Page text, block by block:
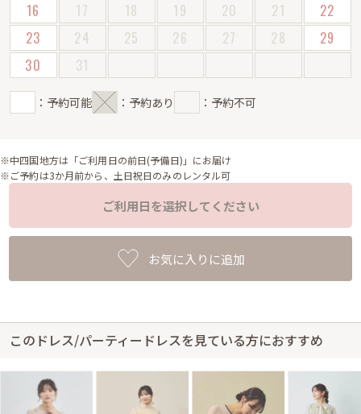
16
17 18 19 20 21
22
23
24 25 26 27 28
29
30
31
：予約可能 ：予約あり ：予約不可
※中四国地方は「ご利用日の前日(予備日)」にお届け
※ご予約は3か月前から、土日祝日のみのレンタル可
ご利用日を選択してください
お気に入りに追加
このドレス/パーティードレスを見ている方におすすめ